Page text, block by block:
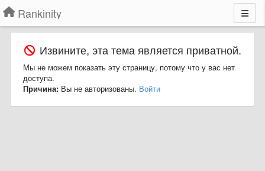
Rankinity
Извините, эта тема является приватной.
Мы не можем показать эту страницу, потому что у вас нет
доступа.
Причина: Вы не авторизованы. Войти